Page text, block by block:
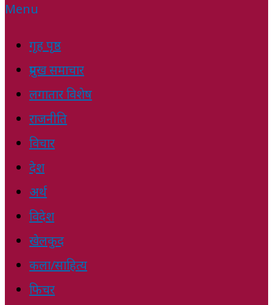
Menu
गृह पृष्ठ
प्रमुख समाचार
लगातार विशेष
राजनीति
विचार
देश
अर्थ
विदेश
खेलकुद
कला/साहित्य
फिचर